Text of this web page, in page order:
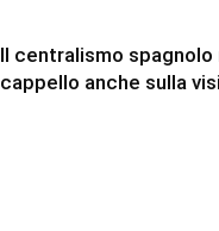
Il centralismo
cappello anche sulla